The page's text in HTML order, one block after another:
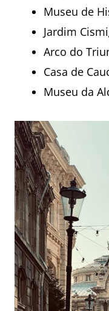
Museu de
Jardim
Arco do
Casa de
Museu da